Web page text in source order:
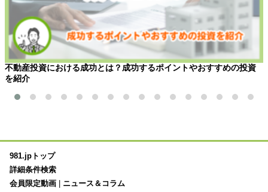
不動産投資における成功とは？成功するポイントやおすすめの投資
を紹介
981.jpトップ
詳細条件検索
会員限定動画
ニュース＆コラム